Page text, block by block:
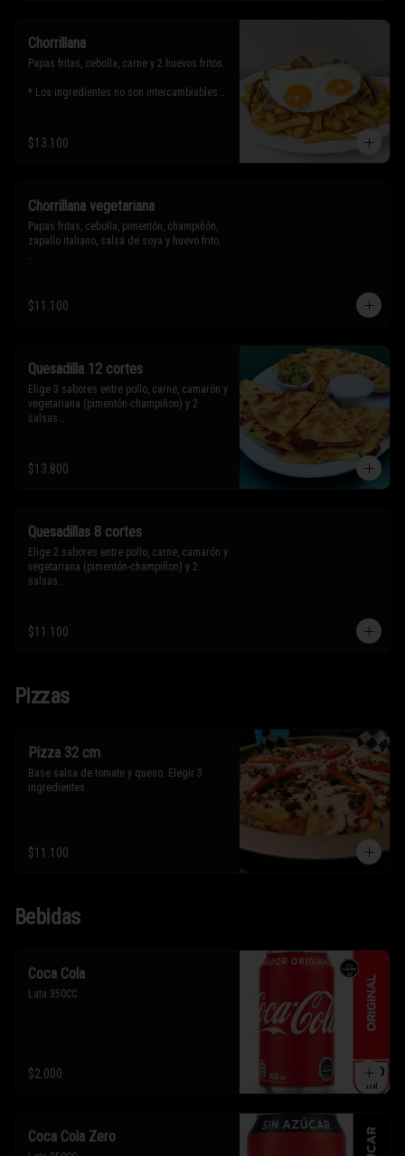
Chorrillana
Papas fritas, cebolla, carne y 2 huevos fritos.
* Los ingredientes no son intercambiables.
$13.100
Chorrillana vegetariana
Papas fritas, cebolla, pimentón, champiñón,
zapallo italiano, salsa de soya y huevo frito.
Sólo puedes solicitar eliminar un
ingrediente.
$11.100
Quesadilla 12 cortes
Elige 3 sabores entre pollo, carne, camarón y
vegetariana (pimentón-champiñon) y 2
salsas.
* Los ingredientes no son intercambiables.
Sólo puedes solicitar eliminar un
$13.800
Quesadillas 8 cortes
Elige 2 sabores entre pollo, carne, camarón y
vegetariana (pimentón-champiñon) y 2
salsas.
* Los ingredientes no son intercambiables.
Sólo puedes solicitar eliminar un
$11.100
Pizzas
Pizza 32 cm
Base salsa de tomate y queso. Elegir 3
ingredientes.
$11.100
Bebidas
Coca Cola
Lata 350CC
$2.000
Coca Cola Zero